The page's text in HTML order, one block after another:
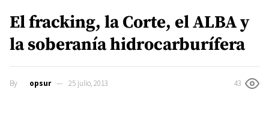
El fracking, la Corte, el ALBA y
la soberanía hidrocarburífera
By opsur 25 julio, 2013 43